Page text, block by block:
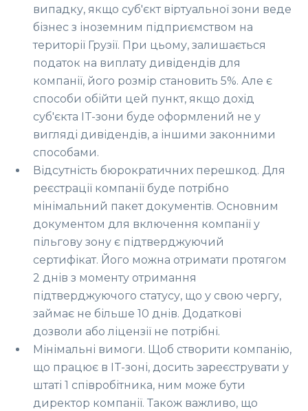
випадку, якщо суб'єкт віртуальної зони веде
бізнес з іноземним підприємством на
території Грузії. При цьому, залишається
податок на виплату дивідендів для
компанії, його розмір становить 5%. Але є
способи обійти цей пункт, якщо дохід
суб'єкта IT-зони буде оформлений не у
вигляді дивідендів, а іншими законними
способами.
Відсутність бюрократичних перешкод. Для
реєстрації компанії буде потрібно
мінімальний пакет документів. Основним
документом для включення компанії у
пільгову зону є підтверджуючий
сертифікат. Його можна отримати протягом
2 днів з моменту отримання
підтверджуючого статусу, що у свою чергу,
займає не більше 10 днів. Додаткові
дозволи або ліцензії не потрібні.
Мінімальні вимоги. Щоб створити компанію,
що працює в IT-зоні, досить зареєструвати у
штаті 1 співробітника, ним може бути
директор компанії. Також важливо, що